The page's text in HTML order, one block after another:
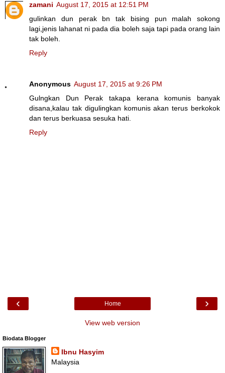
zamani August 17, 2015 at 12:51 PM
gulinkan dun perak bn tak bising pun malah sokong
lagi,jenis lahanat ni pada dia boleh saja tapi pada orang lain
tak boleh.
Reply
Anonymous August 17, 2015 at 9:26 PM
Gulngkan Dun Perak takapa kerana komunis banyak
disana,kalau tak digulingkan komunis akan terus berkokok
dan terus berkuasa sesuka hati.
Reply
‹ ›
Home
View web version
Biodata Blogger
Ibnu Hasyim
Malaysia